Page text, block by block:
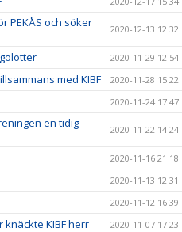
PEKÅS och söker
2020-12-13 12:32
2020-11-29 12:54
med KIBF 2020-11-28 15:22
2020-11-24 17:47
en tidig
2020-11-22 14:24
2020-11-16 21:18
2020-11-13 12:31
2020-11-12 16:39
knäckte KIBF herr 2020-11-07 17:23